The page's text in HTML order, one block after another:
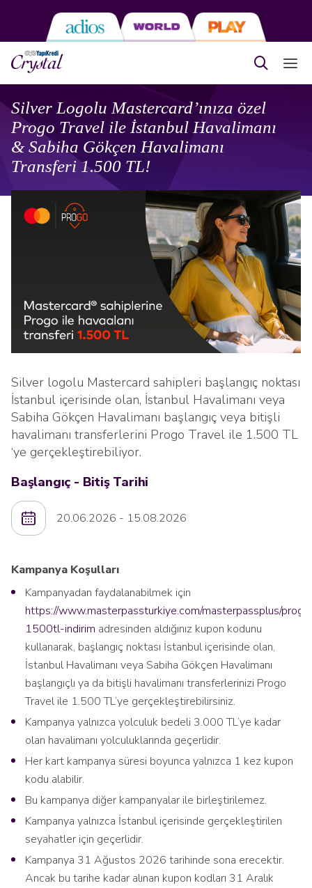
Silver Logolu Mastercard’ınıza özel
Progo Travel ile İstanbul Havalimanı
& Sabiha Gökçen Havalimanı
Transferi 1.500 TL!
Silver logolu Mastercard sahipleri başlangıç noktası
İstanbul içerisinde olan, İstanbul Havalimanı veya
Sabiha Gökçen Havalimanı başlangıç veya bitişli
havalimanı transferlerini Progo Travel ile 1.500 TL
‘ye gerçekleştirebiliyor.
Başlangıç - Bitiş Tarihi
20.06.2026 - 15.08.2026
Kampanya Koşulları
Kampanyadan faydalanabilmek için
https://www.masterpassturkiye.com/masterpassplus/
1500tl-indirim adresinden aldığınız kupon kodunu
kullanarak, başlangıç noktası İstanbul içerisinde olan,
İstanbul Havalimanı veya Sabiha Gökçen Havalimanı
başlangıçlı ya da bitişli havalimanı transferlerinizi Progo
Travel ile 1.500 TL’ye gerçekleştirebilirsiniz.
Kampanya yalnızca yolculuk bedeli 3.000 TL’ye kadar
olan havalimanı yolculuklarında geçerlidir.
Her kart kampanya süresi boyunca yalnızca 1 kez kupon
kodu alabilir.
Bu kampanya diğer kampanyalar ile birleştirilemez.
Kampanya yalnızca İstanbul içerisinde gerçekleştirilen
seyahatler için geçerlidir.
Kampanya 31 Ağustos 2026 tarihinde sona erecektir.
Ancak bu tarihe kadar alınan kupon kodları 31 Aralık